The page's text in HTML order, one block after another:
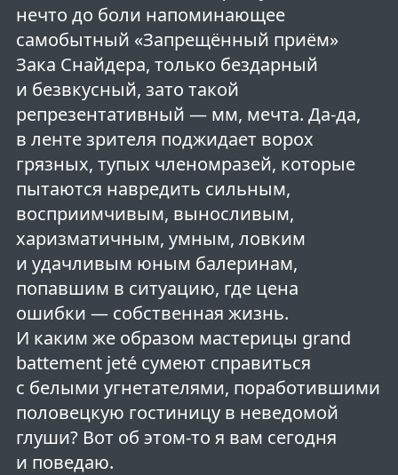
нечто до боли напоминающее
самобытный «Запрещённый приём»
Зака Снайдера, только бездарный
и безвкусный, зато такой
репрезентативный — мм, мечта. Да-да,
в ленте зрителя поджидает ворох
грязных, тупых членомразей, которые
пытаются навредить сильным,
восприимчивым, выносливым,
харизматичным, умным, ловким
и удачливым юным балеринам,
попавшим в ситуацию, где цена
ошибки — собственная жизнь.
И каким же образом мастерицы grand
battement jeté сумеют справиться
с белыми угнетателями, поработившими
половецкую гостиницу в неведомой
глуши? Вот об этом-то я вам сегодня
и поведаю.